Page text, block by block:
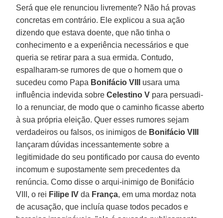
Será que ele renunciou livremente? Não há provas
concretas em contrário. Ele explicou a sua ação
dizendo que estava doente, que não tinha o
conhecimento e a experiência necessários e que
queria se retirar para a sua ermida. Contudo,
espalharam-se rumores de que o homem que o
sucedeu como Papa Bonifácio VIII usara uma
influência indevida sobreCelestino V para persuadi-
lo a renunciar, de modo que o caminho ficasse aberto
à sua própria eleição. Quer esses rumores sejam
verdadeiros ou falsos, os inimigos de Bonifácio VIII
lançaram dúvidas incessantemente sobre a
legitimidade do seu pontificado por causa do evento
incomum e supostamente sem precedentes da
renúncia. Como disse o arqui-inimigo de Bonifácio
VIII, o rei Filipe IVda França, em uma mordaz nota
de acusação, que incluía quase todos pecados e